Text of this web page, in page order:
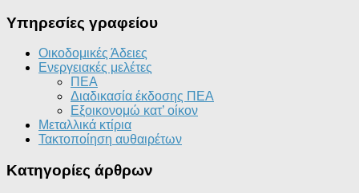
Υπηρεσίες γραφείου
Οικοδομικές Άδειες
Ενεργειακές μελέτες
ΠΕΑ
Διαδικασία έκδοσης ΠΕΑ
Εξοικονομώ κατ’ οίκoν
Μεταλλικά κτίρια
Τακτοποίηση αυθαιρέτων
Κατηγορίες άρθρων